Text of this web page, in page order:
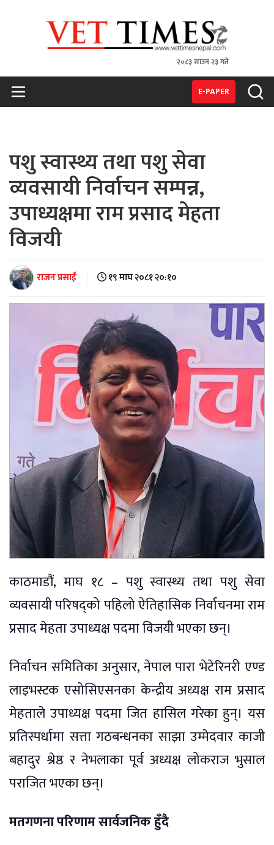
२०८३ साउन २३ गते
E-PAPER
पशु स्वास्थ्य तथा पशु सेवा
व्यवसायी निर्वाचन सम्पन्न,
उपाध्यक्षमा राम प्रसाद मेहता
विजयी
राजन प्रसाईं १९ माघ २०८१ २०:१०
काठमाडौं, माघ १८ – पशु स्वास्थ्य तथा पशु सेवा
व्यवसायी परिषद्को पहिलो ऐतिहासिक निर्वाचनमा राम
प्रसाद मेहता उपाध्यक्ष पदमा विजयी भएका छन्।
निर्वाचन समितिका अनुसार, नेपाल पारा भेटेरिनरी एण्ड
लाइभस्टक एसोसिएसनका केन्द्रीय अध्यक्ष राम प्रसाद
मेहताले उपाध्यक्ष पदमा जित हासिल गरेका हुन्। यस
प्रतिस्पर्धामा सत्ता गठबन्धनका साझा उम्मेदवार काजी
बहादुर श्रेष्ठ र नेभलाका पूर्व अध्यक्ष लोकराज भुसाल
पराजित भएका छन्।
मतगणना परिणाम सार्वजनिक हुँदै